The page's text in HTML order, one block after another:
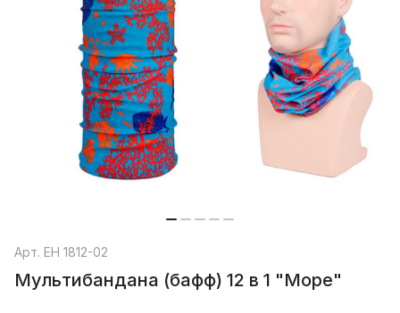
Арт. EH 1812-02
Мультибандана (бафф) 12 в 1 "Море"